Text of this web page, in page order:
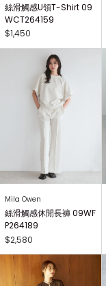
絲滑觸感U領T-Shirt 09
WCT264159
$1,450
Mila Owen
絲滑觸感休閒長褲 09WF
P264189
$2,580